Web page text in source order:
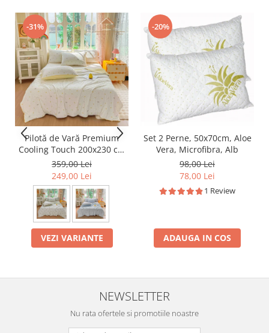
-31%
Pilotă de Vară Premium
Cooling Touch 200x230 cm
+ 2 Fețe de Pernă 50x70 cm
– Efect Răcoritor - Galben
359,00 Lei
249,00 Lei
VEZI VARIANTE
-20%
Set 2 Perne, 50x70cm, Aloe
Vera, Microfibra, Alb
98,00 Lei
78,00 Lei
1 Review
ADAUGA IN COS
NEWSLETTER
Nu rata ofertele si promotiile noastre